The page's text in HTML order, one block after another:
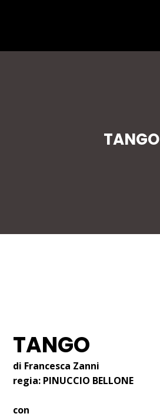
TANGO
TANGO
di Francesca Zanni
regia: PINUCCIO BELLONE
con